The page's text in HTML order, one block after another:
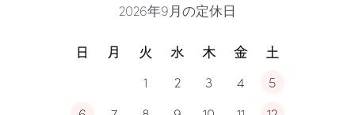
2026年9月の定休日
日 月 火 水 木 金 土
1 2 3 4
5